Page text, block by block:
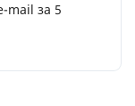
mail за 5